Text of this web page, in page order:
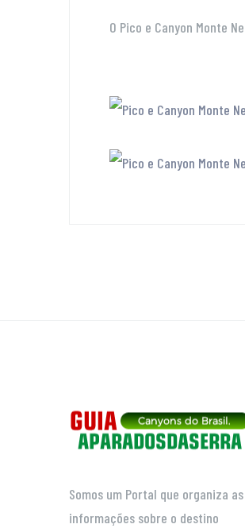
O Pico e Canyon Monte
Somos um Portal que organiza as
informações sobre o destino